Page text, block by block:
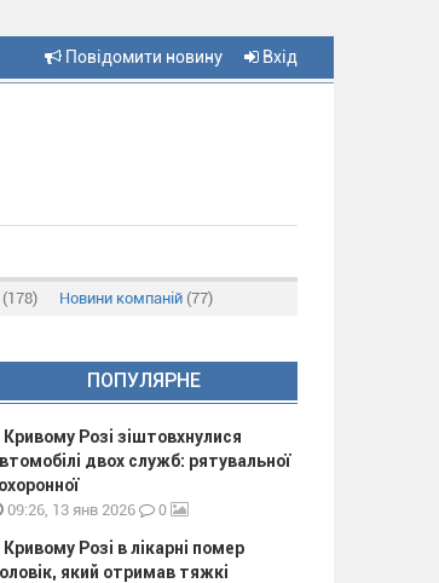
Повідомити новину Вхід
(178) Новини компаній (77)
ПОПУЛЯРНЕ
Кривому Розі зіштовхнулися
двох служб: рятувальної
09:26, 13 янв 2026 0
Кривому Розі в лікарні помер
який отримав тяжкі